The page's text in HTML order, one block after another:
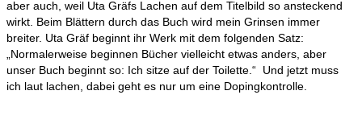
aber auch, weil Uta Gräfs Lachen auf dem Titelbild so ansteckend
wirkt. Beim Blättern durch das Buch wird mein Grinsen immer
breiter. Uta Gräf beginnt ihr Werk mit dem folgenden Satz:
„Normalerweise beginnen Bücher vielleicht etwas anders, aber
unser Buch beginnt so: Ich sitze auf der Toilette.“ Und jetzt muss
ich laut lachen, dabei geht es nur um eine Dopingkontrolle.